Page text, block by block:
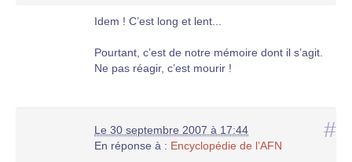
Idem ! C’est long et lent...
Pourtant, c’est de notre mémoire dont il s’agit.
Ne pas réagir, c’est mourir !
#
Le 30 septembre 2007 à 17:44
En réponse à : Encyclopédie de l’AFN